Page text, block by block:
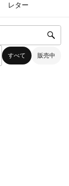
レター
すべて 販売中